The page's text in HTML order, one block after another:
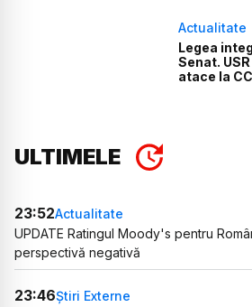
Actualitate
Legea
Senat.
atace la
ULTIMELE
23:52Actualitate
UPDATE Ratingul Moody's pentru
perspectivă negativă
23:46Știri Externe